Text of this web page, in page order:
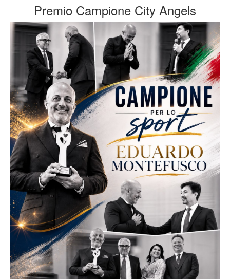
Premio Campione City Angels